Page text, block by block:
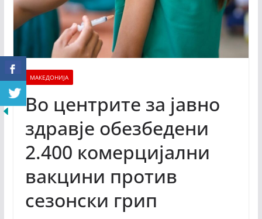
МАКЕДОНИЈА
Во центрите за јавно
здравје обезбедени
2.400 комерцијални
вакцини против
сезонски грип